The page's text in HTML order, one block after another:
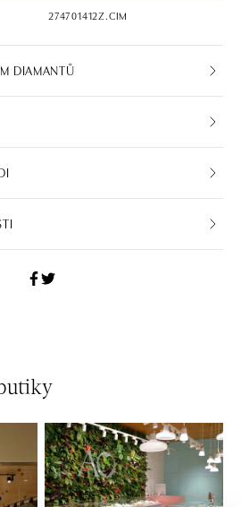
274701412Z.CIM
DIAMANTŮ